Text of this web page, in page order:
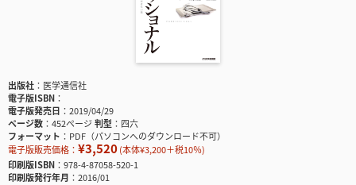
出版社
医学通信社
電子版ISBN
電子版発売日
2019/04/29
ページ数
452ページ判型
四六
フォーマット
PDF（パソコンへのダウンロード不可）
電子版販売価格： ¥3,520(本体¥3,200＋税10％)
印刷版ISBN
978-4-87058-520-1
印刷版発行年月
2016/01